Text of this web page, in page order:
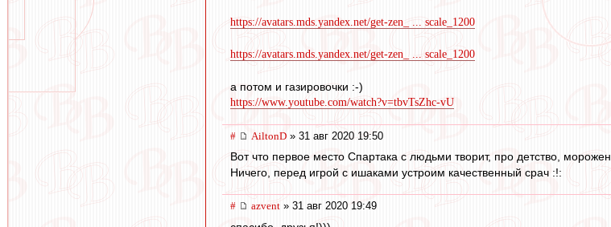
https://avatars.mds.yandex.net/get-zen_ ... scale_1200
https://avatars.mds.yandex.net/get-zen_ ... scale_1200
а потом и газировочки :-)
https://www.youtube.com/watch?v=tbvTsZhc-vU
# AiltonD » 31 авг 2020 19:50
Вот что первое место Спартака с людьми творит, про детство,
Ничего, перед игрой с ишаками устроим качественный срач :!:
# azvent » 31 авг 2020 19:49